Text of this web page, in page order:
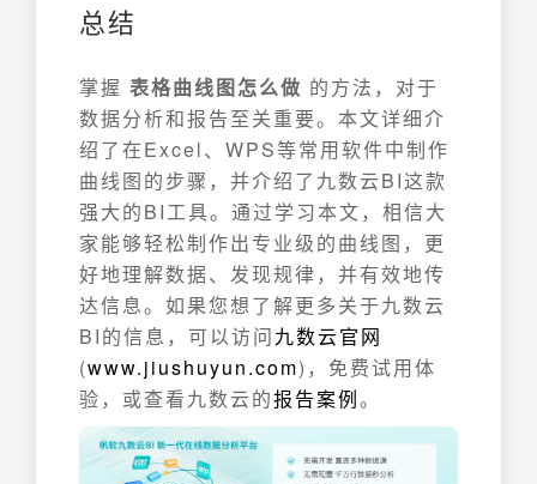
总结
掌握 表格曲线图怎么做 的方法，对于
数据分析和报告至关重要。本文详细介
绍了在Excel、WPS等常用软件中制作
曲线图的步骤，并介绍了九数云BI这款
强大的BI工具。通过学习本文，相信大
家能够轻松制作出专业级的曲线图，更
好地理解数据、发现规律，并有效地传
达信息。如果您想了解更多关于九数云
BI的信息，可以访问九数云官网
(www.jiushuyun.com)，免费试用体
验，或查看九数云的报告案例。